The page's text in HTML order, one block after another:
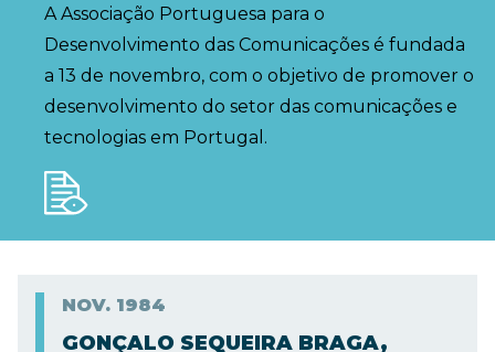
A Associação Portuguesa para o
Desenvolvimento das Comunicações é fundada
a 13 de novembro, com o objetivo de promover o
desenvolvimento do setor das comunicações e
tecnologias em Portugal.
NOV. 1984
GONÇALO SEQUEIRA BRAGA,